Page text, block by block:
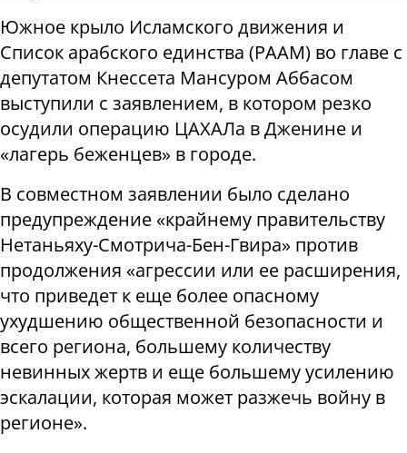
Южное крыло Исламского движения и
Список арабского единства (РААМ) во главе с
депутатом Кнессета Мансуром Аббасом
выступили с заявлением, в котором резко
осудили операцию ЦАХАЛа в Дженине и
«лагерь беженцев» в городе.
В совместном заявлении было сделано
предупреждение «крайнему правительству
Нетаньяху-Смотрича-Бен-Гвира» против
продолжения «агрессии или ее расширения,
что приведет к еще более опасному
ухудшению общественной безопасности и
всего региона, большему количеству
невинных жертв и еще большему усилению
эскалации, которая может разжечь войну в
регионе».